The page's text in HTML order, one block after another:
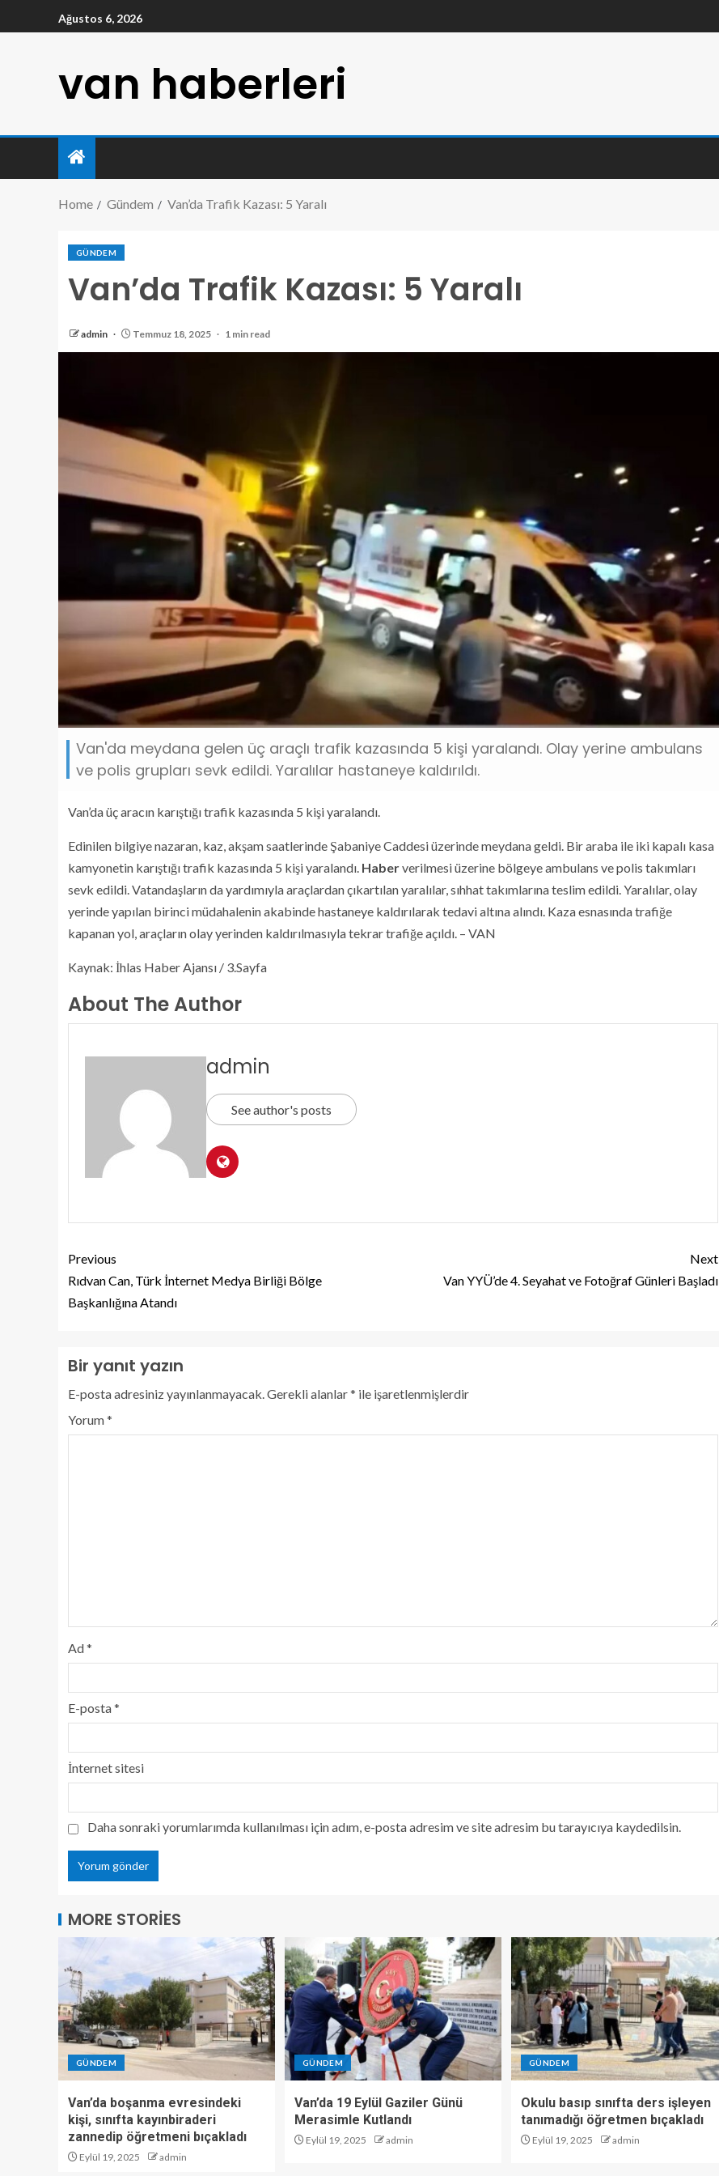
Ağustos 6, 2026
van haberleri
Home Gündem Van’da Trafik Kazası: 5 Yaralı
GÜNDEM
Van’da Trafik Kazası: 5 Yaralı
admin Temmuz 18, 2025 1 min read
Van'da meydana gelen üç araçlı trafik kazasında 5 kişi yaralandı. Olay yerine ambulans
ve polis grupları sevk edildi. Yaralılar hastaneye kaldırıldı.
Van’da üç aracın karıştığı trafik kazasında 5 kişi yaralandı.
Edinilen bilgiye nazaran, kaz, akşam saatlerinde Şabaniye Caddesi üzerinde meydana geldi. Bir araba ile iki kapalı kasa
kamyonetin karıştığı trafik kazasında 5 kişi yaralandı. Haberverilmesi üzerine bölgeye ambulans ve polis takımları
sevk edildi. Vatandaşların da yardımıyla araçlardan çıkartılan yaralılar, sıhhat takımlarına teslim edildi. Yaralılar, olay
yerinde yapılan birinci müdahalenin akabinde hastaneye kaldırılarak tedavi altına alındı. Kaza esnasında trafiğe
kapanan yol, araçların olay yerinden kaldırılmasıyla tekrar trafiğe açıldı. – VAN
Kaynak: İhlas Haber Ajansı / 3.Sayfa
About The Author
admin
See author's posts
Previous
Rıdvan Can, Türk İnternet Medya Birliği Bölge
Başkanlığına Atandı
Next
Van YYÜ’de 4. Seyahat ve Fotoğraf Günleri Başladı
Bir yanıt yazın
E-posta adresiniz yayınlanmayacak.Gerekli alanlar* ile işaretlenmişlerdir
Yorum*
Ad*
E-posta*
İnternet sitesi
Daha sonraki yorumlarımda kullanılması için adım, e-posta adresim ve site adresim bu tarayıcıya kaydedilsin.
MORE STORIES
GÜNDEM
Van’da boşanma evresindeki
kişi, sınıfta kayınbiraderi
zannedip öğretmeni bıçakladı
Eylül 19, 2025 admin
GÜNDEM
Van’da 19 Eylül Gaziler Günü
Merasimle Kutlandı
Eylül 19, 2025 admin
GÜNDEM
Okulu basıp sınıfta ders işleyen
tanımadığı öğretmen bıçakladı
Eylül 19, 2025 admin